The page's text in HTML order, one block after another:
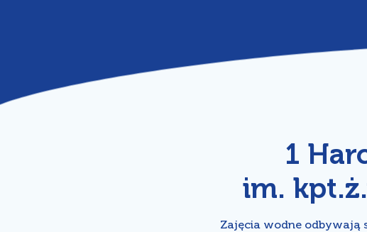
1
im.
Zajęcia wodne odbywają